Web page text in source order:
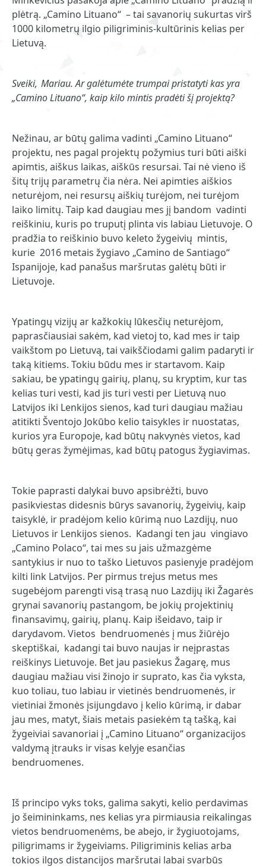
plėtrą. „Camino Lituano“ – tai savanorių sukurtas virš
1000 kilometrų ilgio piligriminis-kultūrinis kelias per
Lietuvą.
Sveiki, Mariau. Ar galėtumėte trumpai pristatyti kas yra
„Camino Lituano“, kaip kilo mintis pradėti šį projektą?
Nežinau, ar būtų galima vadinti „Camino Lituano“
projektu, nes pagal projektų požymius turi būti aiški
apimtis, aiškus laikas, aiškūs resursai. Tai nė vieno iš
šitų trijų parametrų čia nėra. Nei apimties aiškios
neturėjom, nei resursų aiškių turėjom, nei turėjom
laiko limitų. Taip kad daugiau mes jį bandom vadinti
reiškiniu, kuris po truputį plinta vis labiau Lietuvoje. O
pradžia to reiškinio buvo keleto žygeivių mintis,
kurie 2016 metais žygiavo „Camino de Santiago“
Ispanijoje, kad panašus maršrutas galėtų būti ir
Lietuvoje.
Ypatingų vizijų ar kažkokių lūkesčių neturėjom,
paprasčiausiai sakėm, kad vietoj to, kad mes ir taip
vaikštom po Lietuvą, tai vaikščiodami galim padaryti ir
taką kitiems. Tokiu būdu mes ir startavom. Kaip
sakiau, be ypatingų gairių, planų, su kryptim, kur tas
kelias turi vesti, kad jis turi vesti per Lietuvą nuo
Latvijos iki Lenkijos sienos, kad turi daugiau mažiau
atitikti Šventojo Jokūbo kelio taisykles ir nuostatas,
kurios yra Europoje, kad būtų nakvynės vietos, kad
būtų geras žymėjimas, kad būtų patogus žygiavimas.
Tokie paprasti dalykai buvo apsibrėžti, buvo
pasikviestas didesnis būrys savanorių, žygeivių, kaip
taisyklė, ir pradėjom kelio kūrimą nuo Lazdijų, nuo
Lietuvos ir Lenkijos sienos. Kadangi ten jau vingiavo
„Camino Polaco“, tai mes su jais užmazgėme
santykius ir nuo to taško Lietuvos pasienyje pradėjom
kilti link Latvijos. Per pirmus trejus metus mes
sugebėjom parengti visą trasą nuo Lazdijų iki Žagarės
grynai savanorių pastangom, be jokių projektinių
finansavimų, gairių, planų. Kaip išeidavo, taip ir
darydavom. Vietos bendruomenės į mus žiūrėjo
skeptiškai, kadangi tai buvo naujas ir neįprastas
reiškinys Lietuvoje. Bet jau pasiekus Žagarę, mus
daugiau mažiau visi žinojo ir suprato, kas čia vyksta,
kuo toliau, tuo labiau ir vietinės bendruomenės, ir
vietiniai žmonės įsijungdavo į kelio kūrimą, ir dabar
jau mes, matyt, šiais metais pasiekėm tą tašką, kai
žygeiviai savanoriai į „Camino Lituano“ organizacijos
valdymą įtrauks ir visas kelyje esančias
bendruomenes.
Iš principo vyks toks, galima sakyti, kelio perdavimas
jo šeimininkams, nes kelias yra pirmiausia reikalingas
vietos bendruomenėms, be abejo, ir žygiuotojams,
piligrimams ir žygeiviams. Piligriminis kelias arba
tokios ilgos distancijos maršrutai labai svarbūs